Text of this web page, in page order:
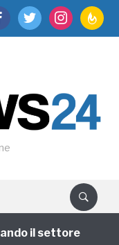
twitter instagram
il settore